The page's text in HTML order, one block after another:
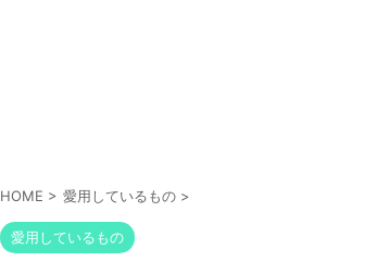
HOME > 愛用しているもの >
愛用しているもの